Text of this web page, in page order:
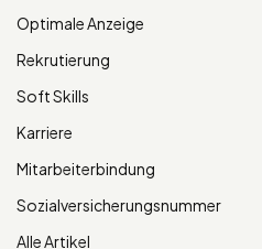
Optimale Anzeige
Rekrutierung
Soft Skills
Karriere
Mitarbeiterbindung
Sozialversicherungsnummer
Alle Artikel